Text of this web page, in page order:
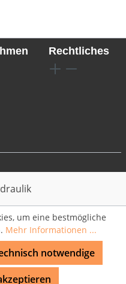
Rechtliches
um eine bestmögliche
Mehr Informationen ...
notwendige